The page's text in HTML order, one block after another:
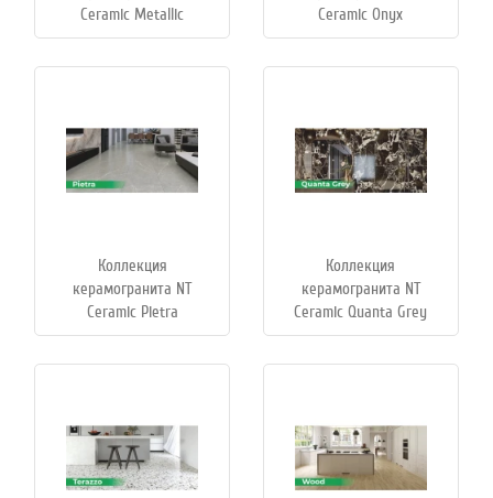
Ceramic Metallic
Ceramic Onyx
Коллекция
керамогранита NT
Ceramic Pietra
Коллекция
керамогранита NT
Ceramic Quanta Grey